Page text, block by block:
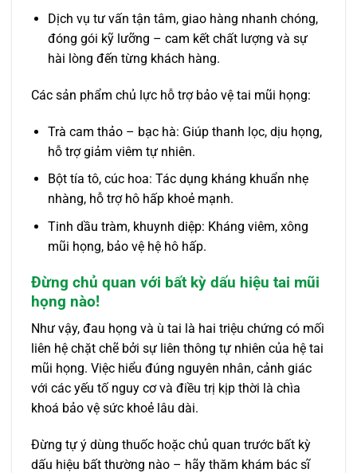
Dịch vụ tư vấn tận tâm, giao hàng nhanh chóng,
đóng gói kỹ lưỡng – cam kết chất lượng và sự
hài lòng đến từng khách hàng.
Các sản phẩm chủ lực hỗ trợ bảo vệ tai mũi họng:
Trà cam thảo – bạc hà: Giúp thanh lọc, dịu họng,
hỗ trợ giảm viêm tự nhiên.
Bột tía tô, cúc hoa: Tác dụng kháng khuẩn nhẹ
nhàng, hỗ trợ hô hấp khoẻ mạnh.
Tinh dầu tràm, khuynh diệp: Kháng viêm, xông
mũi họng, bảo vệ hệ hô hấp.
Đừng chủ quan với bất kỳ dấu hiệu tai mũi
họng nào!
Như vậy, đau họng và ù tai là hai triệu chứng có mối
liên hệ chặt chẽ bởi sự liên thông tự nhiên của hệ tai
mũi họng. Việc hiểu đúng nguyên nhân, cảnh giác
với các yếu tố nguy cơ và điều trị kịp thời là chìa
khoá bảo vệ sức khoẻ lâu dài.
Đừng tự ý dùng thuốc hoặc chủ quan trước bất kỳ
dấu hiệu bất thường nào – hãy thăm khám bác sĩ